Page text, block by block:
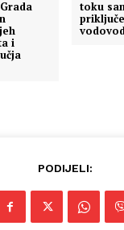
i
toku
PODIJELI: